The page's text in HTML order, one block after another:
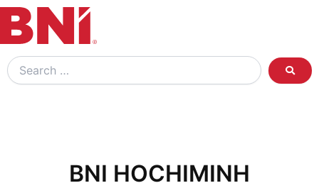
Search
…
BNI HOCHIMINH